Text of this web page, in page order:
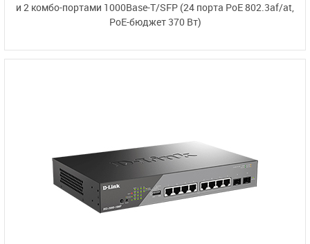
и 2 комбо-портами 1000Base-T/SFP (24 порта PoE 802.3af/at,
PoE-бюджет 370 Вт)